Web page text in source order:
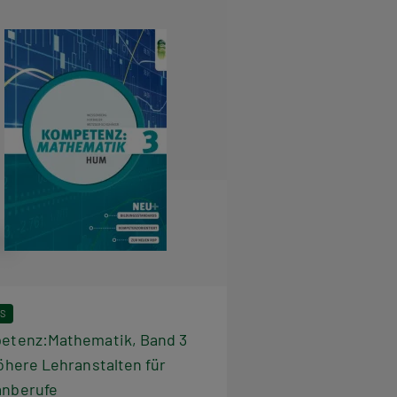
Band 3
Lehranstalten für